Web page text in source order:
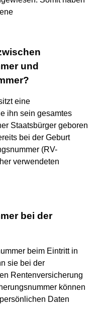
und
eine
ihn sein gesamtes
Staatsbürger geboren
bei der Geburt
(RV-
verwendeten
bei der
beim Eintritt in
sie bei der
Rentenversicherung
können
Daten